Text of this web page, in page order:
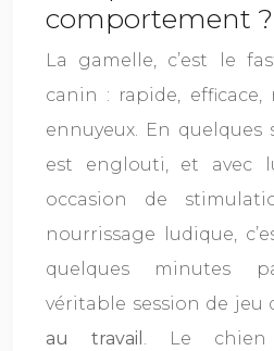
comportement ?
La gamelle, c’est le
canin : rapide,
ennuyeux. En quelques
est englouti, et avec
occasion de
nourrissage ludique,
quelques minutes
véritable session de jeu
au travail . Le chien